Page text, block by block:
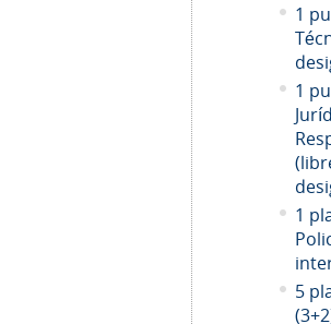
1
1
1
5